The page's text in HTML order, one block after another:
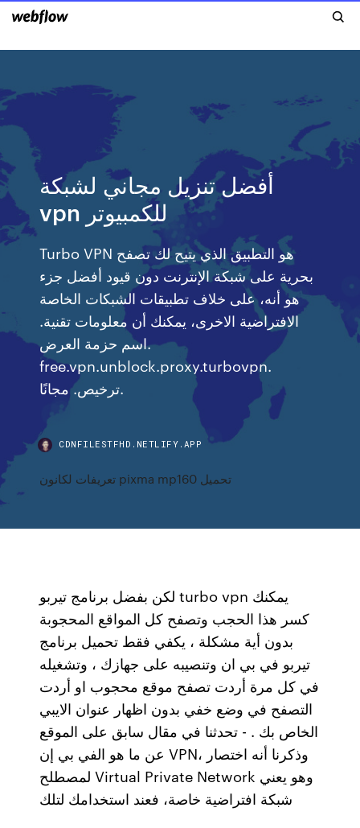
أفضل تنزيل مجاني لشبكة
vpn للكمبيوتر
Turbo VPN هو التطبيق الذي يتيح لك تصفح
بحرية على شبكة الإنترنت دون قيود أفضل جزء
هو أنه، على خلاف تطبيقات الشبكات الخاصة
الافتراضية الاخرى، يمكنك أن معلومات تقنية.
اسم حزمة العرض.
free.vpn.unblock.proxy.turbovpn.
ترخيص. مجانًا.
CDNFILESTFHD.NETLIFY.APP
تعريفات لكانون pixma mp160 تحميل
لكن بفضل برنامج تيربو turbo vpn يمكنك
كسر هذا الحجب وتصفح كل المواقع المحجوبة
بدون أية مشكلة ، يكفي فقط تحميل برنامج
تيربو في بي ان وتنصيبه على جهازك ، وتشغيله
في كل مرة أردت تصفح موقع محجوب او أردت
التصفح في وضع خفي بدون اظهار عنوان الايبي
الخاص بك . - تحدثنا في مقال سابق على الموقع
عن ما هو الفي بي إن VPN، وذكرنا أنه اختصار
لمصطلح Virtual Private Network وهو يعني